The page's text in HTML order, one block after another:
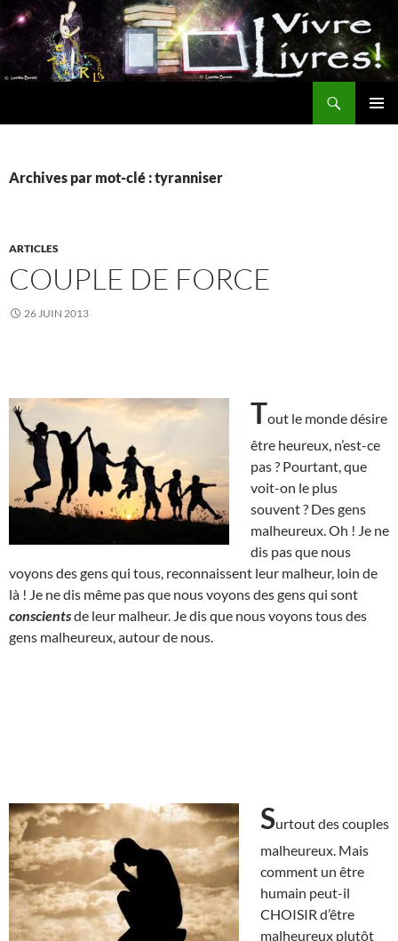
Aller
au
contenu
Archives par mot-clé : tyranniser
ARTICLES
COUPLE DE FORCE
26 JUIN 2013
Tout le monde désire
être heureux, n’est-ce
pas ? Pourtant, que
voit-on le plus
souvent ? Des gens
malheureux. Oh ! Je ne
dis pas que nous
voyons des gens qui tous, reconnaissent leur malheur, loin de
là ! Je ne dis même pas que nous voyons des gens qui sont
conscientsde leur malheur. Je dis que nous voyons tous des
gens malheureux, autour de nous.
Surtout des couples
malheureux. Mais
comment un être
humain peut-il
CHOISIR d’être
malheureux plutôt